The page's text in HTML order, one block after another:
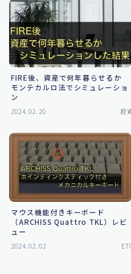
FIRE後、資産で何年暮らせるか
モンテカルロ法でシミュレーショ
ン
2024.02.20 投
マウス機能付きキーボード
（ARCHISS Quattro TKL）レビ
ュー
2024.02.02